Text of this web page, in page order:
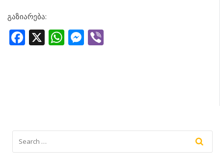
გაზიარება:
Facebook
X WhatsApp
Messenger